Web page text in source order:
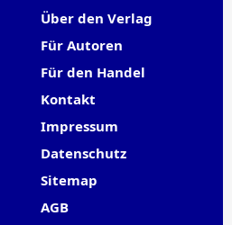
Über den Verlag
Für Autoren
Für den Handel
Kontakt
Impressum
Datenschutz
Sitemap
AGB